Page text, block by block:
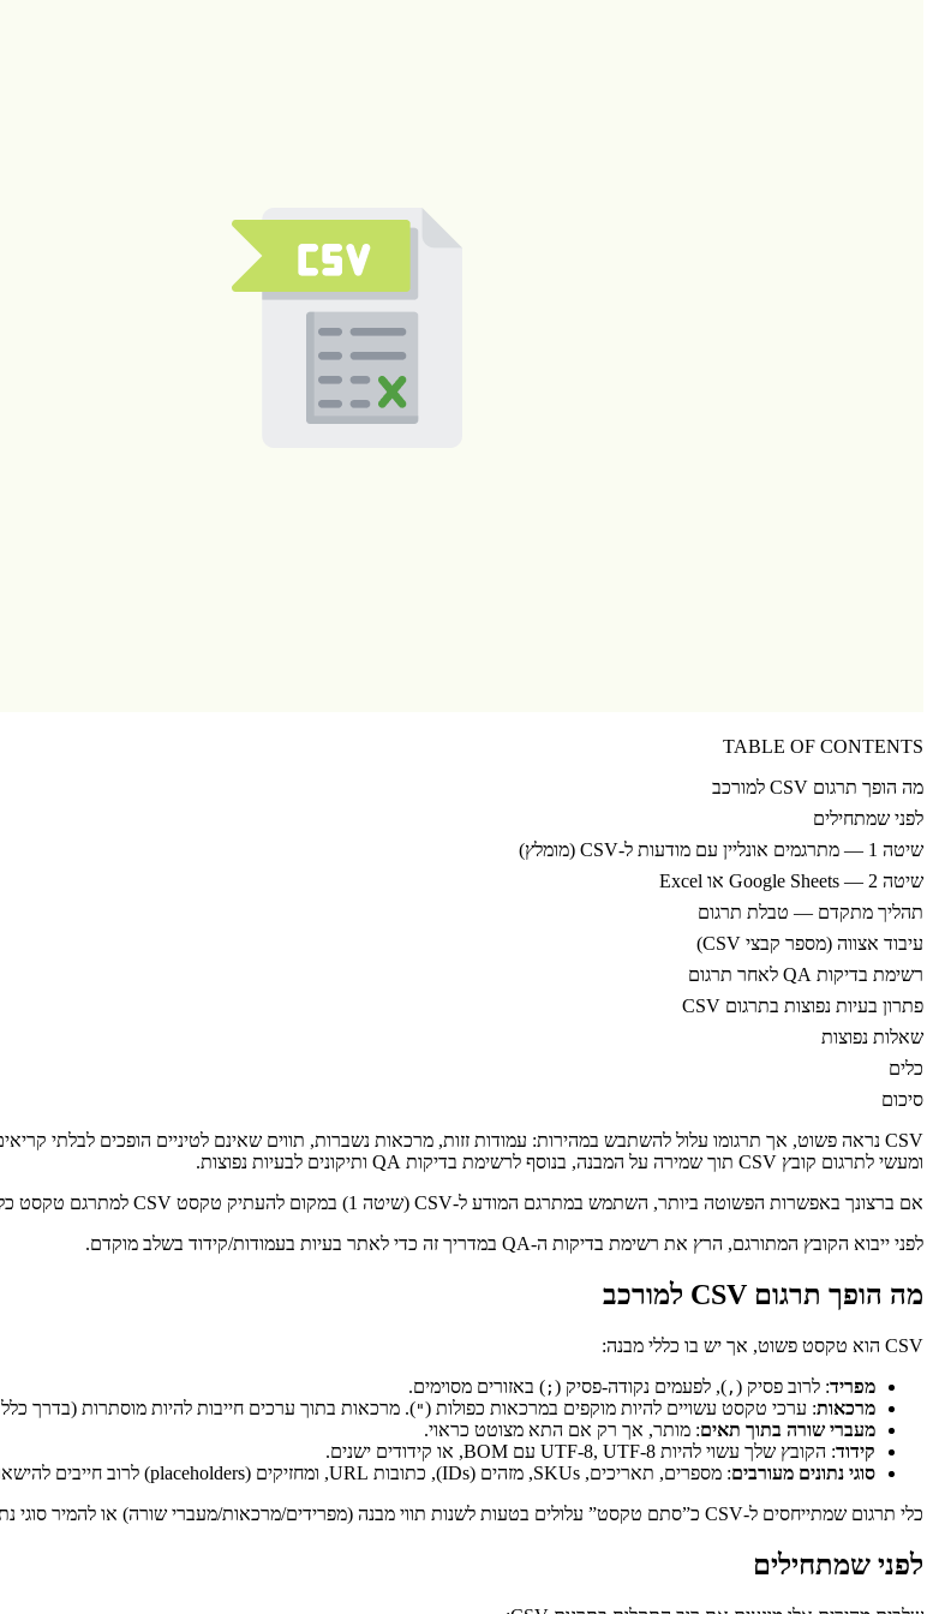
TABLE OF CONTENTS
מה הופך תרגום CSV למורכב
לפני שמתחילים
שיטה 1 — מתרגמים אונליין עם מודעות ל-CSV (מומלץ)
שיטה 2 — Google Sheets או Excel
תהליך מתקדם — טבלת תרגום
עיבוד אצווה (מספר קבצי CSV)
רשימת בדיקות QA לאחר תרגום
פתרון בעיות נפוצות בתרגום CSV
שאלות נפוצות
כלים
סיכום
ומעשי לתרגום קובץ CSV תוך שמירה על המבנה, בנוסף לרשימת בדיקות QA ותיקונים לבעיות נפוצות.
אם ברצונך באפשרות הפשוטה ביותר, השתמש במתרגם המודע ל-CSV (שיטה 1) במקום להעתיק טקסט CSV למתרגם טקסט כללי.
לפני ייבוא הקובץ המתורגם, הרץ את רשימת בדיקות ה-QA במדריך זה כדי לאתר בעיות בעמודות/קידוד בשלב מוקדם.
מה הופך תרגום CSV למורכב
CSV הוא טקסט פשוט, אך יש בו כללי מבנה:
מפריד: לרוב פסיק ( , ), לפעמים נקודה-פסיק ( ; ) באזורים מסוימים.
מרכאות: ערכי טקסט עשויים להיות מוקפים במרכאות כפולות ("). מרכאות בתוך ערכים חייבות להיות מוסתרות (בדרך כלל
מעברי שורה בתוך תאים: מותר, אך רק אם התא מצוטט כראוי.
קידוד: הקובץ שלך עשוי להיות UTF‑8, UTF‑8 עם BOM, או קידודים ישנים.
סוגי נתונים מעורבים: מספרים, תאריכים, SKUs, מזהים (IDs), כתובות URL, ומחזיקים (placeholders) לרוב חייבים להישאר ללא שינוי.
כלי תרגום שמתייחסים ל-CSV כ”סתם טקסט” עלולים בטעות לשנות תווי מבנה (מפרידים/מרכאות/מעברי שורה) או להמיר סוגי נתונים (תאריכים/מספרים), מה שמוביל לייבוא פגום.
לפני שמתחילים